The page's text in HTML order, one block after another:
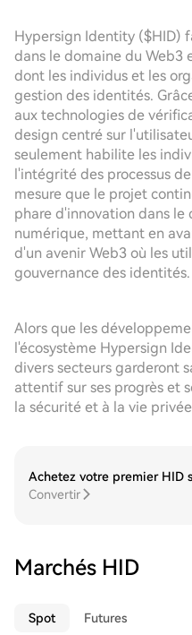
Hypersign Identity ($HID)
dans le domaine du Web3
dont les individus et les
gestion des identités.
aux technologies de
design centré sur
seulement habilite les
l'intégrité des processus
mesure que le projet
phare d'innovation dans
numérique, mettant en
d'un avenir Web3 où les
gouvernance des identités.
Alors que les
l'écosystème Hypersign
divers secteurs garderont
attentif sur ses progrès et
la sécurité et à la vie
Achetez votre premier HID
Convertir
Marchés HID
Spot Futures